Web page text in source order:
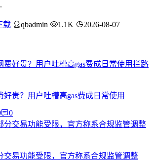
载 qbadmin 1.1K 2026-08-07
好贵？用户吐槽高gas费成日常使用
0
交易功能受限，官方称系合规监管调整